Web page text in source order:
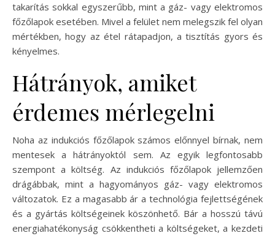
takarítás sokkal egyszerűbb, mint a gáz- vagy elektromos
főzőlapok esetében. Mivel a felület nem melegszik fel olyan
mértékben, hogy az étel rátapadjon, a tisztítás gyors és
kényelmes.
Hátrányok, amiket
érdemes mérlegelni
Noha az indukciós főzőlapok számos előnnyel bírnak, nem
mentesek a hátrányoktól sem. Az egyik legfontosabb
szempont a költség. Az indukciós főzőlapok jellemzően
drágábbak, mint a hagyományos gáz- vagy elektromos
változatok. Ez a magasabb ár a technológia fejlettségének
és a gyártás költségeinek köszönhető. Bár a hosszú távú
energiahatékonyság csökkentheti a költségeket, a kezdeti